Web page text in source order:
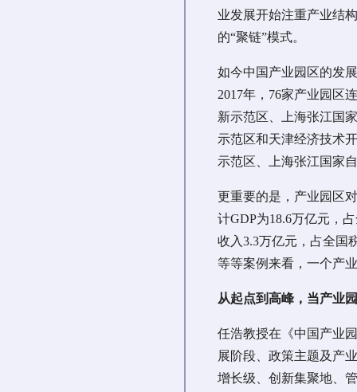
业发展开始注重产业结
的“聚链”模式。
如今中国产业园区的发
2017年，76家产业园区
新示范区、上海张江国
示范区和天津经济技术
示范区、上海张江国家
更重要的是，产业园区
计GDP为18.6万亿元，
收入3.3万亿元，占全国
等等案例来看，一个产
从起点到高峰，当产业
任浩教授在《中国产业
展阶段、政策主题及产
增长级、创新集聚地、